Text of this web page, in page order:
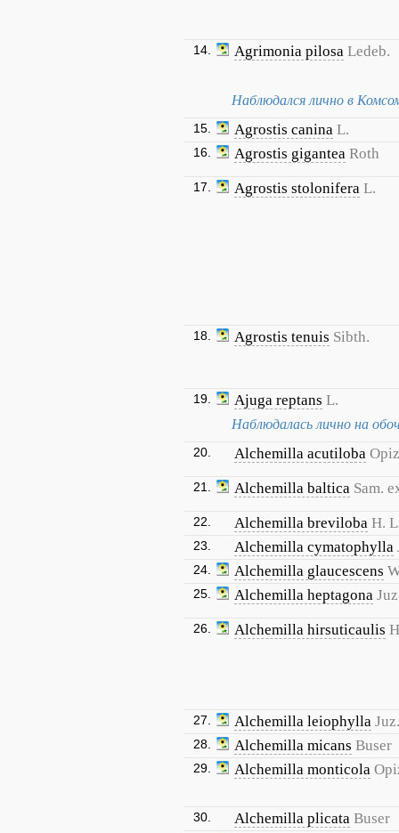
14. Agrimonia pilosa Ledeb.
Наблюдался лично в
15. Agrostis canina L.
16. Agrostis gigantea Roth
17. Agrostis stolonifera L.
18. Agrostis tenuis Sibth.
19. Ajuga reptans L.
Наблюдалась лично на
20. Alchemilla acutiloba Opiz
21. Alchemilla baltica Sam.
22. Alchemilla breviloba H.
23. Alchemilla cymatophylla
24. Alchemilla glaucescens
25. Alchemilla heptagona
26. Alchemilla hirsuticaulis
27. Alchemilla leiophylla Juz.
28. Alchemilla micans Buser
29. Alchemilla monticola
30. Alchemilla plicata Buser